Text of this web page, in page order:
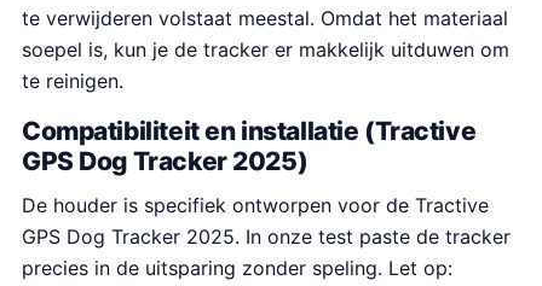
te verwijderen volstaat meestal. Omdat het materiaal
soepel is, kun je de tracker er makkelijk uitduwen om
te reinigen.
Compatibiliteit en installatie (Tractive
GPS Dog Tracker 2025)
De houder is specifiek ontworpen voor de Tractive
GPS Dog Tracker 2025. In onze test paste de tracker
precies in de uitsparing zonder speling. Let op: